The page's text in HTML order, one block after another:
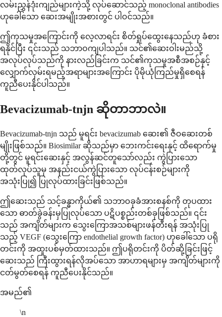
လမ်းညွှန်ဒုံးကျည်များကဲ့သို့ လုပ်ဆောင်သည့် monoclonal antibodies
ဟုခေါ်သော ဆေးအမျိုးအစားတွင် ပါဝင်သည်။
ဤကုသမှုအကြောင်းကို လေ့လာရင်း စိတ်ရှုပ်ထွေးနေသည်ဟု ခံစား
ရနိုင်ပြီး ၎င်းသည် သဘာဝကျပါသည်။ သင်၏ဆေးဝါးမည်သို့
အလုပ်လုပ်သည်ကို နားလည်ခြင်းက သင်၏ကုသမှုအစီအစဉ်နှင့်
လျှောက်လှမ်းရမည့်အရာများအကြောင်း ပိုမိုယုံကြည်မှုရှိစေရန်
ကူညီပေးနိုင်ပါသည်။
Bevacizumab-tnjn ဆိုတာဘာလဲ။
Bevacizumab-tnjn သည် မူရင်း bevacizumab ဆေး၏ ဇီဝဆေးတစ်
မျိုးဖြစ်သည်။ Biosimilar ဆိုသည်မှာ ဘေးကင်းရေးနှင့် ထိရောက်မှု
တို့တွင် မူရင်းဆေးနှင့် အလွန်ဆင်တူသော်လည်း ကွဲပြားသော
ထုတ်လုပ်သူမှ အနည်းငယ်ကွဲပြားသော လုပ်ငန်းစဉ်များကို
အသုံးပြု၍ ပြုလုပ်ထားခြင်းဖြစ်သည်။
ဤဆေးသည် သင့်ခန္ဓာကိုယ်၏ သဘာဝခုခံအားစနစ်ကို တုပထား
သော ဓာတ်ခွဲခန်းမှပြုလုပ်သော ပဋိပစ္စည်းတစ်ခုဖြစ်သည်။ ၎င်း
သည် အကျိတ်များက သွေးကြောအသစ်များဖန်တီးရန် အသုံးပြု
သည့် VEGF (သွေးကြော endothelial growth factor) ဟုခေါ်သော ပရို
တင်းကို အထူးပစ်မှတ်ထားသည်။ ဤပရိုတင်းကို ပိတ်ဆို့ခြင်းဖြင့်
ဆေးသည် ကြီးထွားရန်လိုအပ်သော အာဟာရများမှ အကျိတ်များကို
ငတ်မွတ်စေရန် ကူညီပေးနိုင်သည်။
အမည်၏
\n